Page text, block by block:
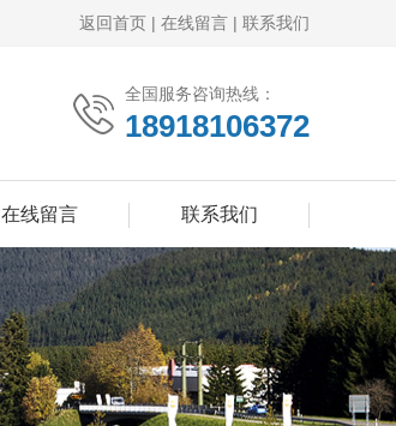
返回首页 | 在线留言 | 联系我们
全国服务咨询热线：
18918106372
在线留言 联系我们